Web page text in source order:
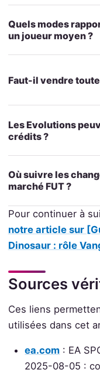
Quels modes
un joueur moyen ?
Faut-il vendre
Les Evolutions
crédits ?
Où suivre les
marché FUT ?
Pour continuer à
notre article sur
Dinosaur : rôle
Sources
Ces liens
utilisées dans cet
ea.com : EA
2025-08-05 :